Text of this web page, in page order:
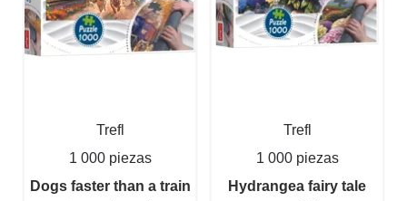
Trefl
1 000 piezas
Dogs faster than a train
Trefl
1 000 piezas
Hydrangea fairy tale